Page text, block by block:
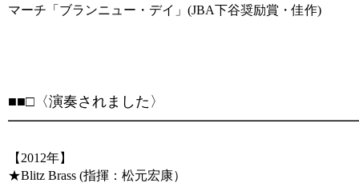
マーチ「ブランニュー・デイ」(JBA下谷奨励賞・佳作)
■■□〈演奏されました〉
【2012年】
★Blitz Brass (指揮：松元宏康）